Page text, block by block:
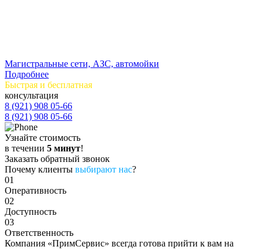
Магистральные сети, АЗС, автомойки
Подробнее
Быстрая и бесплатная
консультация
8 (921) 908 05-66
8 (921) 908 05-66
Узнайте стоимость
в течении 5 минут!
Заказать обратный звонок
Почему клиенты выбирают нас?
01
Оперативность
02
Доступность
03
Ответственность
Компания «ПримСервис» всегда готова прийти к вам на